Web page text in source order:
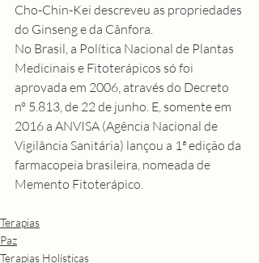
Cho-Chin-Kei descreveu as propriedades
do Ginseng e da Cânfora.
No Brasil, a Política Nacional de Plantas
Medicinais e Fitoterápicos só foi
aprovada em 2006, através do Decreto
nº 5.813, de 22 de junho . E, somente em
2016 a ANVISA (Agência Nacional de
Vigilância Sanitária) lançou a 1ª edição da
farmacopeia brasileira, nomeada de
Memento Fitoterápico
Terapias
Paz
Terapias Holísticas